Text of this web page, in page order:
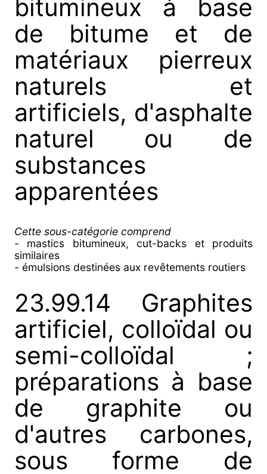
bitumineux à base
de bitume et de
matériaux pierreux
naturels et
artificiels, d'asphalte
naturel ou de
substances
apparentées
Cette sous-catégorie comprend
- mastics bitumineux, cut-backs et produits
similaires
- émulsions destinées aux revêtements routiers
23.99.14 Graphites
artificiel, colloïdal ou
semi-colloïdal ;
préparations à base
de graphite ou
d'autres carbones,
sous forme de